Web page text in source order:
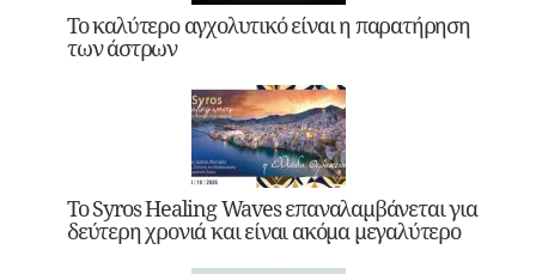
Το καλύτερο αγχολυτικό είναι η παρατήρηση
των άστρων
Το Syros Healing Waves επαναλαμβάνεται για
δεύτερη χρονιά και είναι ακόμα μεγαλύτερο